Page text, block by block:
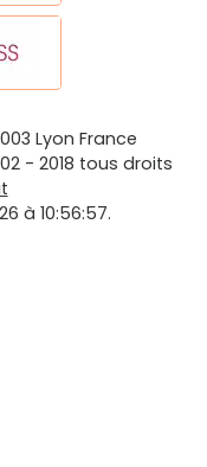
Lyon France
- 2018 tous droits
à 10:56:57.